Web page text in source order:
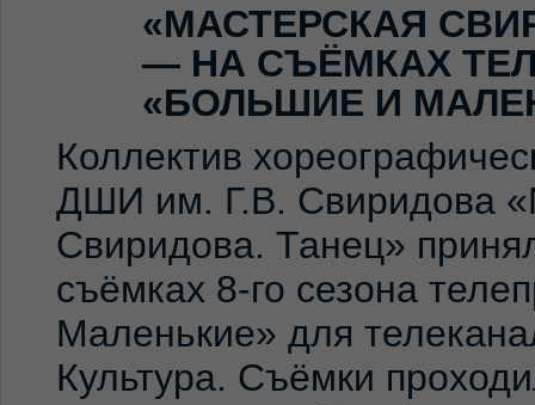
«МАСТЕРСКАЯ
— НА СЪЁМКАХ
«БОЛЬШИЕ И
Коллектив
ДШИ им. Г.В. Свиридова
Свиридова. Танец»
съёмках 8-го сезона
Маленькие» для
Культура. Съёмки